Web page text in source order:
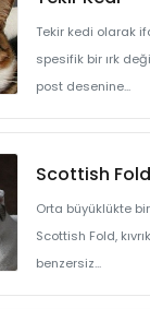
Tekir kedi olarak
spesifik bir ırk
post desenine...
Scottish Fold
Orta büyüklükte
Scottish Fold,
benzersiz...